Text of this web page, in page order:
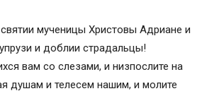
мученицы Христовы Адриане и
и доблии страдальцы!
вам со слезами, и низпослите на
душам и телесем нашим, и молите